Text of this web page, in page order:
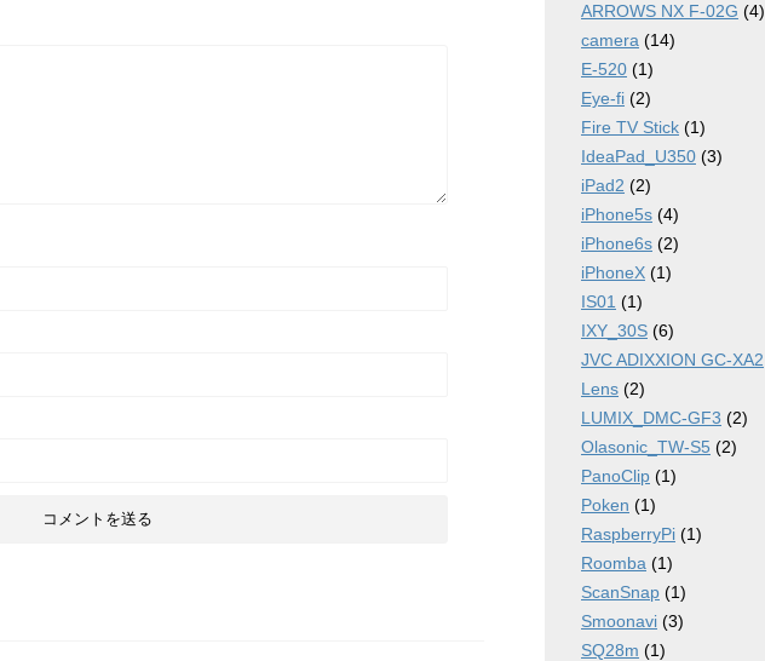
ARROWS NX F-02G (4)
camera (14)
E-520 (1)
Eye-fi (2)
Fire TV Stick (1)
IdeaPad_U350 (3)
iPad2 (2)
iPhone5s (4)
iPhone6s (2)
iPhoneX (1)
IS01 (1)
IXY_30S (6)
JVC ADIXXION GC-XA2
Lens (2)
LUMIX_DMC-GF3 (2)
Olasonic_TW-S5 (2)
PanoClip (1)
Poken (1)
RaspberryPi (1)
Roomba (1)
ScanSnap (1)
Smoonavi (3)
SQ28m (1)